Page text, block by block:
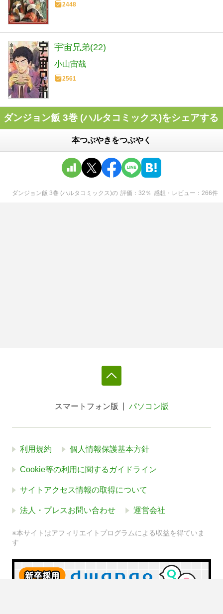
2448
宇宙兄弟(22)
小山宙哉
2561
ダンジョン飯 3巻 (ハルタコミックス)をシェアする
本つぶやきをつぶやく
ダンジョン飯 3巻 (ハルタコミックス)の 評価 32 ％ 感想・レビュー 266件
スマートフォン版 パソコン版
利用規約 個人情報保護基本方針
Cookie等の利用に関するガイドライン
サイトアクセス情報の取得について
法人・プレスお問い合わせ 運営会社
※本サイトはアフィリエイトプログラムによる収益を得ていま
す